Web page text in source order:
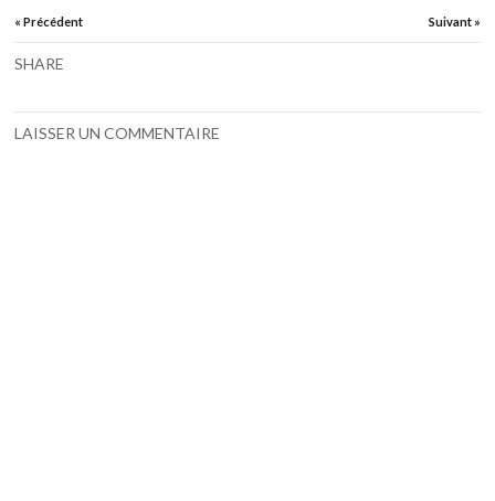
« Précédent Suivant »
SHARE
LAISSER UN COMMENTAIRE